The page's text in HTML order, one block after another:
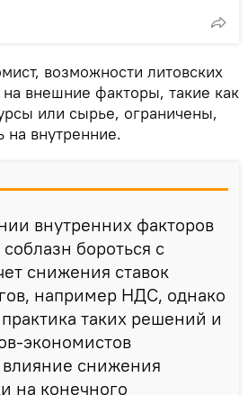
возможности литовских
внешние факторы, такие как
или сырье, ограничены,
на внутренние.
внутренних факторов
бороться с
снижения ставок
например НДС, однако
таких решений и
экономистов
влияние снижения
на конечного